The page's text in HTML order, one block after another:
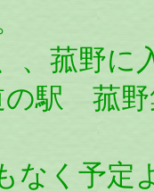
に入る
菰野集
よりも